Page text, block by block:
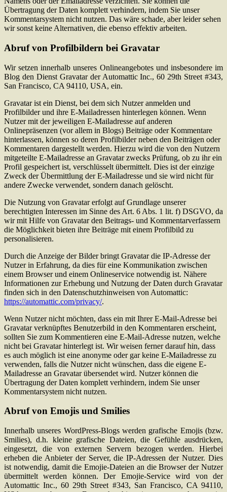
Übertragung der Daten komplett verhindern, indem Sie unser
Kommentarsystem nicht nutzen. Das wäre schade, aber leider sehen
wir sonst keine Alternativen, die ebenso effektiv arbeiten.
Abruf von Profilbildern bei Gravatar
Wir setzen innerhalb unseres Onlineangebotes und insbesondere im
Blog den Dienst Gravatar der Automattic Inc., 60 29th Street #343,
San Francisco, CA 94110, USA, ein.
Gravatar ist ein Dienst, bei dem sich Nutzer anmelden und
Profilbilder und ihre E-Mailadressen hinterlegen können. Wenn
Nutzer mit der jeweiligen E-Mailadresse auf anderen
Onlinepräsenzen (vor allem in Blogs) Beiträge oder Kommentare
hinterlassen, können so deren Profilbilder neben den Beiträgen oder
Kommentaren dargestellt werden. Hierzu wird die von den Nutzern
mitgeteilte E-Mailadresse an Gravatar zwecks Prüfung, ob zu ihr ein
Profil gespeichert ist, verschlüsselt übermittelt. Dies ist der einzige
Zweck der Übermittlung der E-Mailadresse und sie wird nicht für
andere Zwecke verwendet, sondern danach gelöscht.
Die Nutzung von Gravatar erfolgt auf Grundlage unserer
berechtigten Interessen im Sinne des Art. 6 Abs. 1 lit. f) DSGVO, da
wir mit Hilfe von Gravatar den Beitrags- und Kommentarverfassern
die Möglichkeit bieten ihre Beiträge mit einem Profilbild zu
personalisieren.
Durch die Anzeige der Bilder bringt Gravatar die IP-Adresse der
Nutzer in Erfahrung, da dies für eine Kommunikation zwischen
einem Browser und einem Onlineservice notwendig ist. Nähere
Informationen zur Erhebung und Nutzung der Daten durch Gravatar
finden sich in den Datenschutzhinweisen von Automattic:
https://automattic.com/privacy/.
Wenn Nutzer nicht möchten, dass ein mit Ihrer E-Mail-Adresse bei
Gravatar verknüpftes Benutzerbild in den Kommentaren erscheint,
sollten Sie zum Kommentieren eine E-Mail-Adresse nutzen, welche
nicht bei Gravatar hinterlegt ist. Wir weisen ferner darauf hin, dass
es auch möglich ist eine anonyme oder gar keine E-Mailadresse zu
verwenden, falls die Nutzer nicht wünschen, dass die eigene E-
Mailadresse an Gravatar übersendet wird. Nutzer können die
Übertragung der Daten komplett verhindern, indem Sie unser
Kommentarsystem nicht nutzen.
Abruf von Emojis und Smilies
Innerhalb unseres WordPress-Blogs werden grafische Emojis (bzw.
Smilies), d.h. kleine grafische Dateien, die Gefühle ausdrücken,
eingesetzt, die von externen Servern bezogen werden. Hierbei
erheben die Anbieter der Server, die IP-Adressen der Nutzer. Dies
ist notwendig, damit die Emojie-Dateien an die Browser der Nutzer
übermittelt werden können. Der Emojie-Service wird von der
Automattic Inc., 60 29th Street #343, San Francisco, CA 94110,